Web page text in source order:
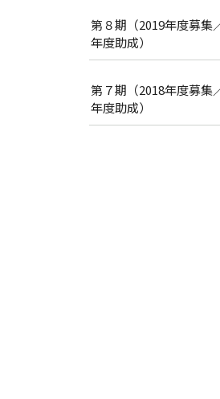
第８期（2019年度募集
年度助成）
第７期（2018年度募集
年度助成）